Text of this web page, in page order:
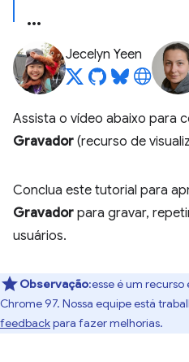
Jecelyn Yeen
Assista o vídeo abaixo para
Gravador (recurso de
Conclua este tutorial para
Gravador para gravar,
usuários.
Observação:esse é um
Chrome 97. Nossa equipe está
feedbackpara fazer melhorias.